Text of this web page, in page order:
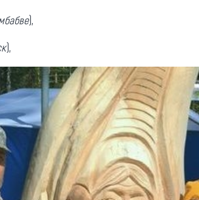
),
),